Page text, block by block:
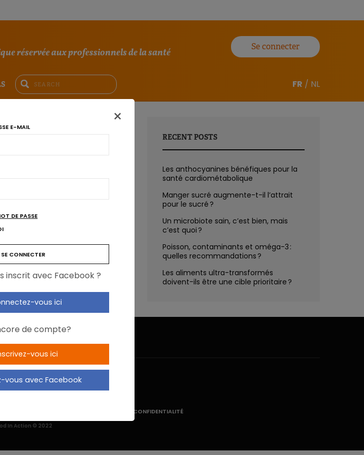
réservée aux professionnels de la santé
Se connecter
FR / NL
RECENT POSTS
Les anthocyanines bénéfiques pour la
santé cardiométabolique
Manger sucré augmente-t-il l’attrait
pour le sucré ?
Un microbiote sain, c’est bien, mais
c’est quoi ?
Poisson, contaminants et oméga-3 :
quelles recommandations ?
Les aliments ultra-transformés
doivent-ils être une cible prioritaire ?
×
E-MAIL
DE PASSE
inscrit avec Facebook ?
vous ici
de compte?
vous ici
vous avec Facebook
POLITIQUE DE CONFIDENTIALITÉ
In Action © 2022